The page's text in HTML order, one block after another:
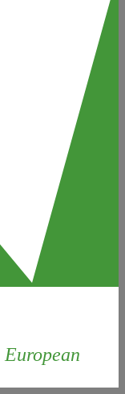
European